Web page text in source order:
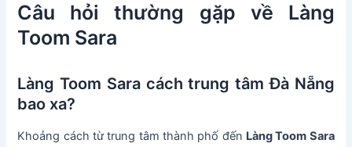
Câu hỏi thường gặp về Làng
Toom Sara
Làng Toom Sara cách trung tâm Đà Nẵng
bao xa?
Khoảng cách từ trung tâm thành phố đến Làng Toom Sara